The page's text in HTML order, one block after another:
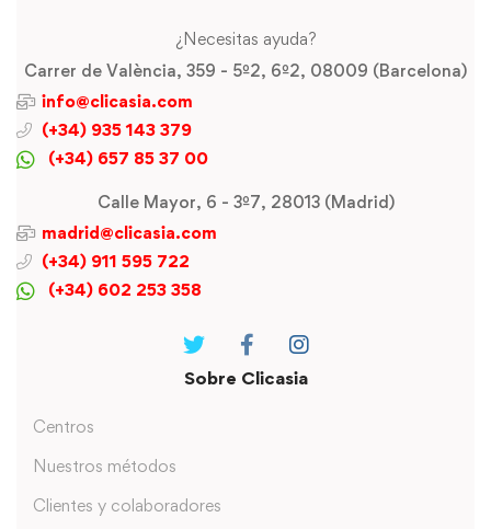
¿Necesitas ayuda?
Carrer de València, 359 - 5º2, 6º2, 08009 (Barcelona)
info@clicasia.com
(+34) 935 143 379
(+34) 657 85 37 00
Calle Mayor, 6 - 3º7, 28013 (Madrid)
madrid@clicasia.com
(+34) 911 595 722
(+34) 602 253 358
Sobre Clicasia
Centros
Nuestros métodos
Clientes y colaboradores